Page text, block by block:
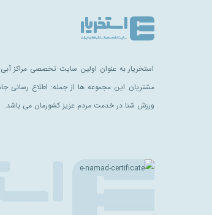
استخریار به عنوان اولین سایت تخصصی مراکز
مشتریان این مجموعه ها از جمله: اطلاع رسانی
ورزش شنا در خدمت مردم عزیز کشورمان می باشد.